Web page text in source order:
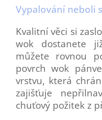
Vypalování neboli
Kvalitní věci si
wok dostanete
můžete rovnou
povrch wok
vrstvu, která
zajišťuje
chuťový požitek z